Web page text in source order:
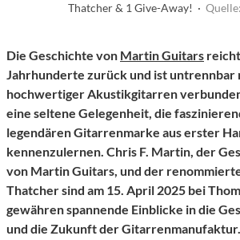
Thatcher & 1 Give-Away! ·
Die Geschichte von Martin Guitars
Jahrhunderte zurück und ist untrennbar
hochwertiger Akustikgitarren
eine seltene Gelegenheit, die
legendären Gitarrenmarke aus erster
kennenzulernen. Chris F. Martin, der
von Martin Guitars, und der
Thatcher sind am 15. April 2025 bei
gewähren spannende Einblicke in die
und die Zukunft der